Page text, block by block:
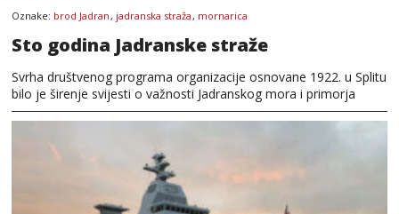
Oznake: brod Jadran , jadranska straža , mornarica
Sto godina Jadranske straže
Svrha društvenog programa organizacije osnovane 1922. u Splitu
bilo je širenje svijesti o važnosti Jadranskog mora i primorja